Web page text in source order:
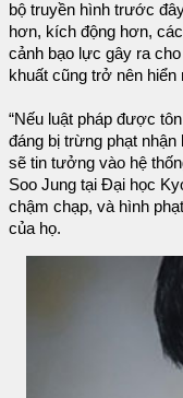
bộ truyền hình trước
hơn, kích động hơn,
cảnh bạo lực gây ra
khuất cũng trở nên hiển
“Nếu luật pháp được
đáng bị trừng phạt
sẽ tin tưởng vào hệ
Soo Jung tại Đại học
chậm chạp, và hình
của họ.